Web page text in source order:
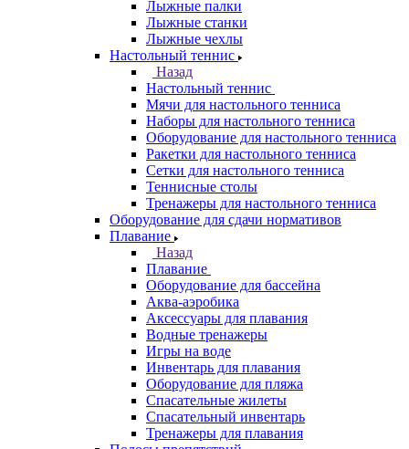
Лыжные палки
Лыжные станки
Лыжные чехлы
Настольный теннис
Назад
Настольный теннис
Мячи для настольного тенниса
Наборы для настольного тенниса
Оборудование для настольного тенниса
Ракетки для настольного тенниса
Сетки для настольного тенниса
Теннисные столы
Тренажеры для настольного тенниса
Оборудование для сдачи нормативов
Плавание
Назад
Плавание
Оборудование для бассейна
Аква-аэробика
Аксессуары для плавания
Водные тренажеры
Игры на воде
Инвентарь для плавания
Оборудование для пляжа
Спасательные жилеты
Спасательный инвентарь
Тренажеры для плавания